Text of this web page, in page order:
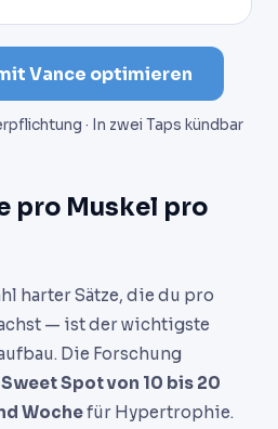
Vance optimieren
· In zwei Taps kündbar
pro Muskel pro
harter Sätze, die du pro
— ist der wichtigste
Die Forschung
Sweet Spot von 10 bis 20
Wochefür Hypertrophie.